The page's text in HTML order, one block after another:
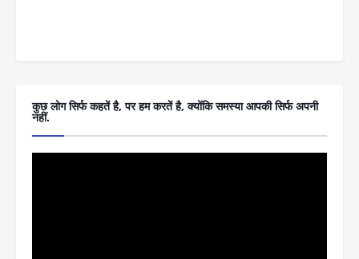
कुछ लोग सिर्फ कहतें है, पर हम करतें है, क्योंकि समस्या आपकी सिर्फ अपनी
नहीं.